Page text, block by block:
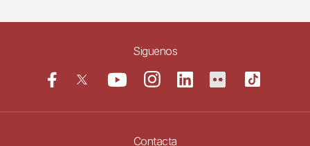
Siguenos
Contacta